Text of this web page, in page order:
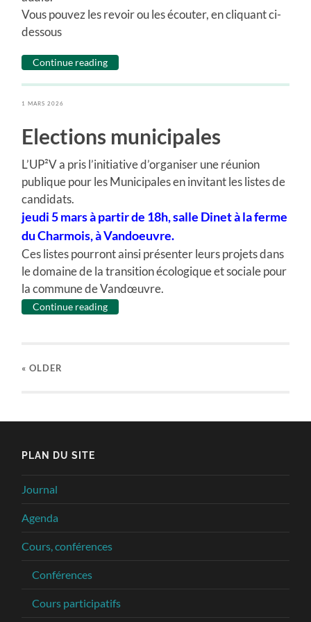
Vous pouvez les revoir ou les écouter, en cliquant ci-
dessous
Continue reading
1 MARS 2026
Elections municipales
L’UP²V a pris l’initiative d’organiser une réunion
publique pour les Municipales en invitant les listes de
candidats.
jeudi 5 mars à partir de 18h, salle Dinet à la ferme
du Charmois, à Vandoeuvre.
Ces listes pourront ainsi présenter leurs projets dans
le domaine de la transition écologique et sociale pour
la commune de Vandœuvre.
Continue reading
« OLDER
PLAN DU SITE
Journal
Agenda
Cours, conférences
Conférences
Cours participatifs